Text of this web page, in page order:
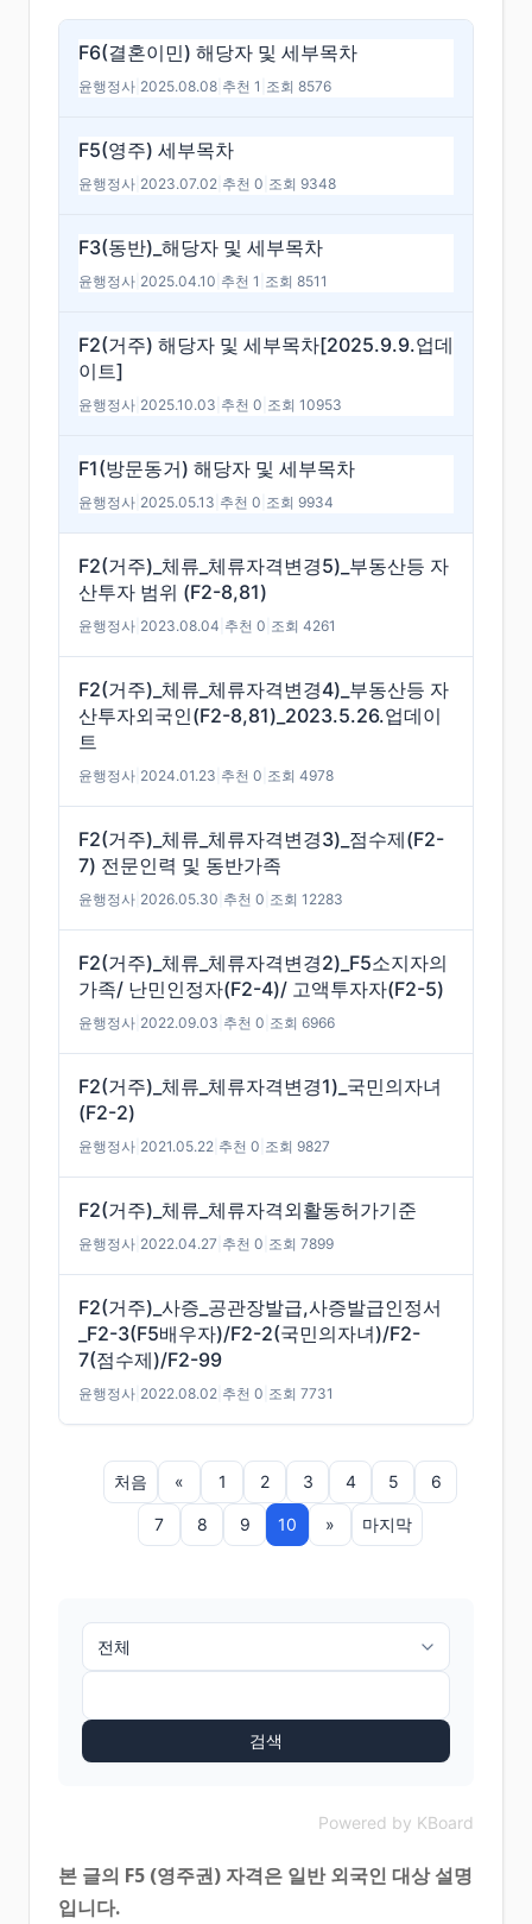
F6(결혼이민) 해당자 및 세부목차
윤행정사 2025.08.08 추천 1 조회 8576
F5(영주) 세부목차
윤행정사 2023.07.02 추천 0 조회 9348
F3(동반)_해당자 및 세부목차
윤행정사 2025.04.10 추천 1 조회 8511
F2(거주) 해당자 및 세부목차[2025.9.9.업데
이트]
윤행정사 2025.10.03 추천 0 조회 10953
F1(방문동거) 해당자 및 세부목차
윤행정사 2025.05.13 추천 0 조회 9934
F2(거주)_체류_체류자격변경5)_부동산등 자
산투자 범위 (F2-8,81)
윤행정사 2023.08.04 추천 0 조회 4261
F2(거주)_체류_체류자격변경4)_부동산등 자
산투자외국인(F2-8,81)_2023.5.26.업데이
트
윤행정사 2024.01.23 추천 0 조회 4978
F2(거주)_체류_체류자격변경3)_점수제(F2-
7) 전문인력 및 동반가족
윤행정사 2026.05.30 추천 0 조회 12283
F2(거주)_체류_체류자격변경2)_F5소지자의
가족/ 난민인정자(F2-4)/ 고액투자자(F2-5)
윤행정사 2022.09.03 추천 0 조회 6966
F2(거주)_체류_체류자격변경1)_국민의자녀
(F2-2)
윤행정사 2021.05.22 추천 0 조회 9827
F2(거주)_체류_체류자격외활동허가기준
윤행정사 2022.04.27 추천 0 조회 7899
F2(거주)_사증_공관장발급,사증발급인정서
_F2-3(F5배우자)/F2-2(국민의자녀)/F2-
7(점수제)/F2-99
윤행정사 2022.08.02 추천 0 조회 7731
처음 « 1 2 3 4 5 6
7 8 9 10 » 마지막
검색
Powered by KBoard
본 글의 F5 (영주권) 자격은 일반 외국인 대상 설명
입니다.